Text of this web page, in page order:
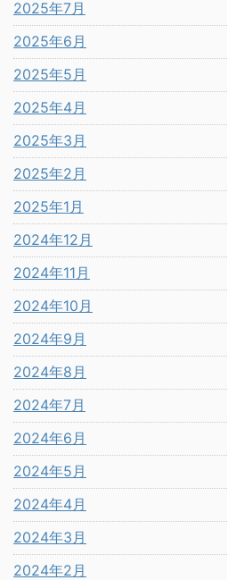
2025年7月
2025年6月
2025年5月
2025年4月
2025年3月
2025年2月
2025年1月
2024年12月
2024年11月
2024年10月
2024年9月
2024年8月
2024年7月
2024年6月
2024年5月
2024年4月
2024年3月
2024年2月